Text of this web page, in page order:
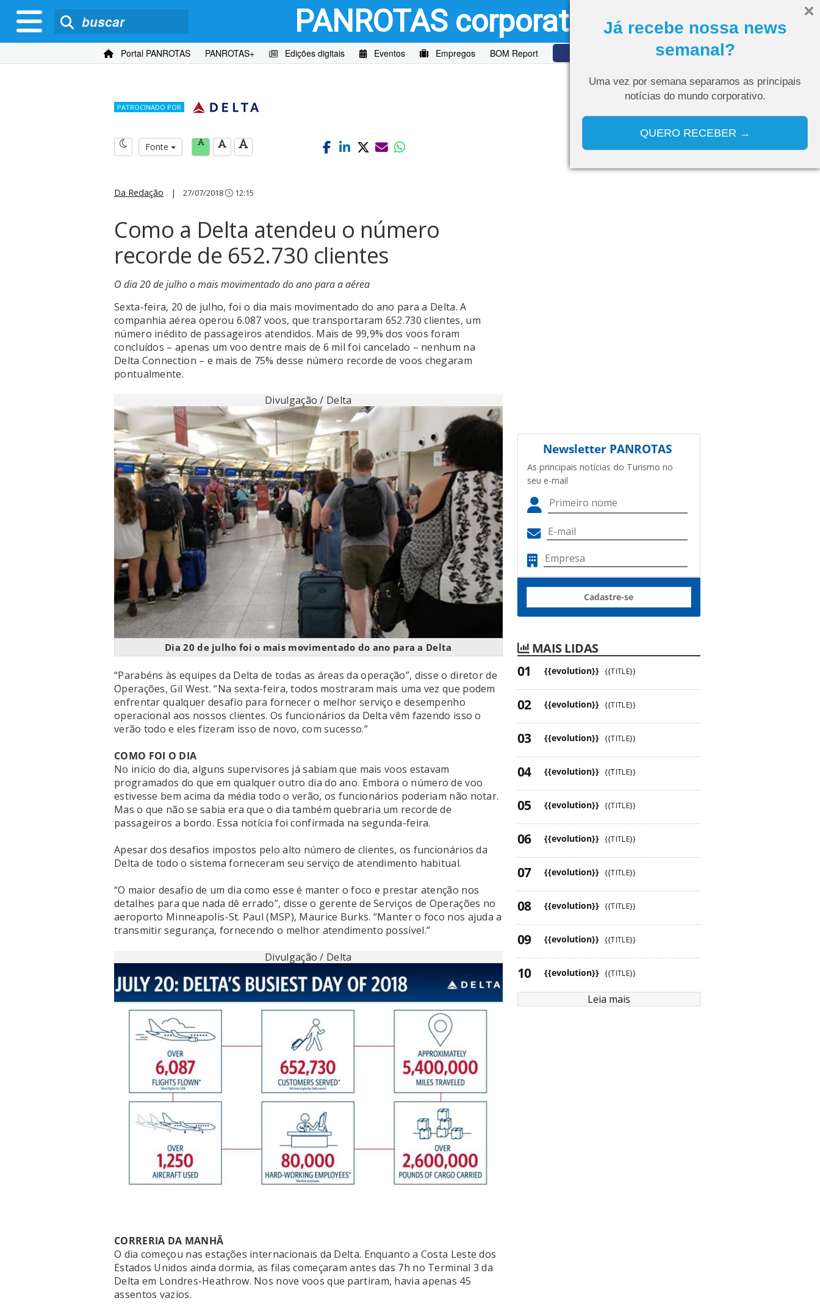
Já recebe nossa news
semanal?
Uma vez por semana separamos as principais
notícias do mundo corporativo.
QUERO RECEBER →
PANROTAS corporativo
Portal PANROTAS PANROTAS+ Edições digitais Eventos Empregos BOM Report Curso de IA
PATROCINADO POR
Fonte
Da Redação | 27/07/2018 12:15
Como a Delta atendeu o número
recorde de 652.730 clientes
O dia 20 de julho o mais movimentado do ano para a aérea
Sexta-feira, 20 de julho, foi o dia mais movimentado do ano para a Delta. A
companhia aérea operou 6.087 voos, que transportaram 652.730 clientes, um
número inédito de passageiros atendidos. Mais de 99,9% dos voos foram
concluídos – apenas um voo dentre mais de 6 mil foi cancelado – nenhum na
Delta Connection – e mais de 75% desse número recorde de voos chegaram
pontualmente.
Divulgação / Delta
Dia 20 de julho foi o mais movimentado do ano para a Delta
“Parabéns às equipes da Delta de todas as áreas da operação”, disse o diretor de
Operações, Gil West. “Na sexta-feira, todos mostraram mais uma vez que podem
enfrentar qualquer desafio para fornecer o melhor serviço e desempenho
operacional aos nossos clientes. Os funcionários da Delta vêm fazendo isso o
verão todo e eles fizeram isso de novo, com sucesso.”
COMO FOI O DIA
No início do dia, alguns supervisores já sabiam que mais voos estavam
programados do que em qualquer outro dia do ano. Embora o número de voo
estivesse bem acima da média todo o verão, os funcionários poderiam não notar.
Mas o que não se sabia era que o dia também quebraria um recorde de
passageiros a bordo. Essa notícia foi confirmada na segunda-feira.
Apesar dos desafios impostos pelo alto número de clientes, os funcionários da
Delta de todo o sistema forneceram seu serviço de atendimento habitual.
“O maior desafio de um dia como esse é manter o foco e prestar atenção nos
detalhes para que nada dê errado”, disse o gerente de Serviços de Operações no
aeroporto Minneapolis-St. Paul (MSP), Maurice Burks. “Manter o foco nos ajuda a
transmitir segurança, fornecendo o melhor atendimento possível.”
Divulgação / Delta
CORRERIA DA MANHÃ
O dia começou nas estações internacionais da Delta. Enquanto a Costa Leste dos
Estados Unidos ainda dormia, as filas começaram antes das 7h no Terminal 3 da
Delta em Londres-Heathrow. Nos nove voos que partiram, havia apenas 45
assentos vazios.
Newsletter PANROTAS
As principais notícias do Turismo no
seu e-mail
Cadastre-se
MAIS LIDAS
{{evolution}} {{TITLE}}
{{evolution}} {{TITLE}}
{{evolution}} {{TITLE}}
{{evolution}} {{TITLE}}
{{evolution}} {{TITLE}}
{{evolution}} {{TITLE}}
{{evolution}} {{TITLE}}
{{evolution}} {{TITLE}}
{{evolution}} {{TITLE}}
{{evolution}} {{TITLE}}
Leia mais